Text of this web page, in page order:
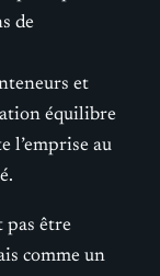
de
et
équilibre
l’emprise au
pas être
comme un